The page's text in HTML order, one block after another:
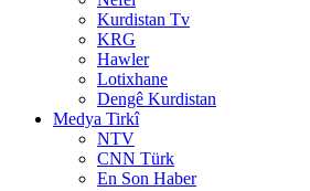
Kurdistan Tv
KRG
Hawler
Lotixhane
Dengê Kurdistan
Medya Tirkî
NTV
CNN Türk
En Son Haber